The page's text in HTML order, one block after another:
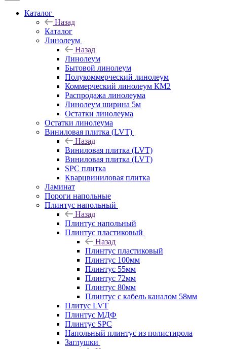
Каталог
Назад
Каталог
Линолеум
Назад
Линолеум
Бытовой линолеум
Полукоммерческий линолеум
Коммерческий линолеум КМ2
Распродажа линолеума
Линолеум ширина 5м
Остатки линолеума
Остатки линолеума
Виниловая плитка (LVT)
Назад
Виниловая плитка (LVT)
Виниловая плитка (LVT)
SPC плитка
Кварцвиниловая плитка
Ламинат
Пороги напольные
Плинтус напольный
Назад
Плинтус напольный
Плинтус пластиковый
Назад
Плинтус пластиковый
Плинтус 100мм
Плинтус 55мм
Плинтус 72мм
Плинтус 80мм
Плинтус с кабель каналом 58мм
Плитус LVT
Плинтус МДФ
Плинтус SPC
Напольный плинтус из полистирола
Заглушки